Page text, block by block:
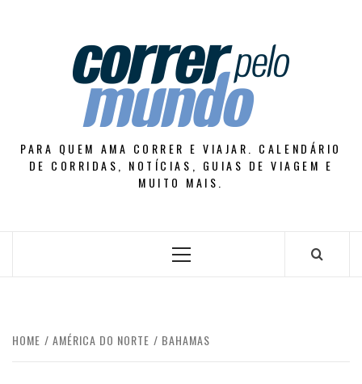
PARA QUEM AMA CORRER E VIAJAR. CALENDÁRIO
DE CORRIDAS, NOTÍCIAS, GUIAS DE VIAGEM E
MUITO MAIS.
Primary
HOME AMÉRICA DO NORTE BAHAMAS